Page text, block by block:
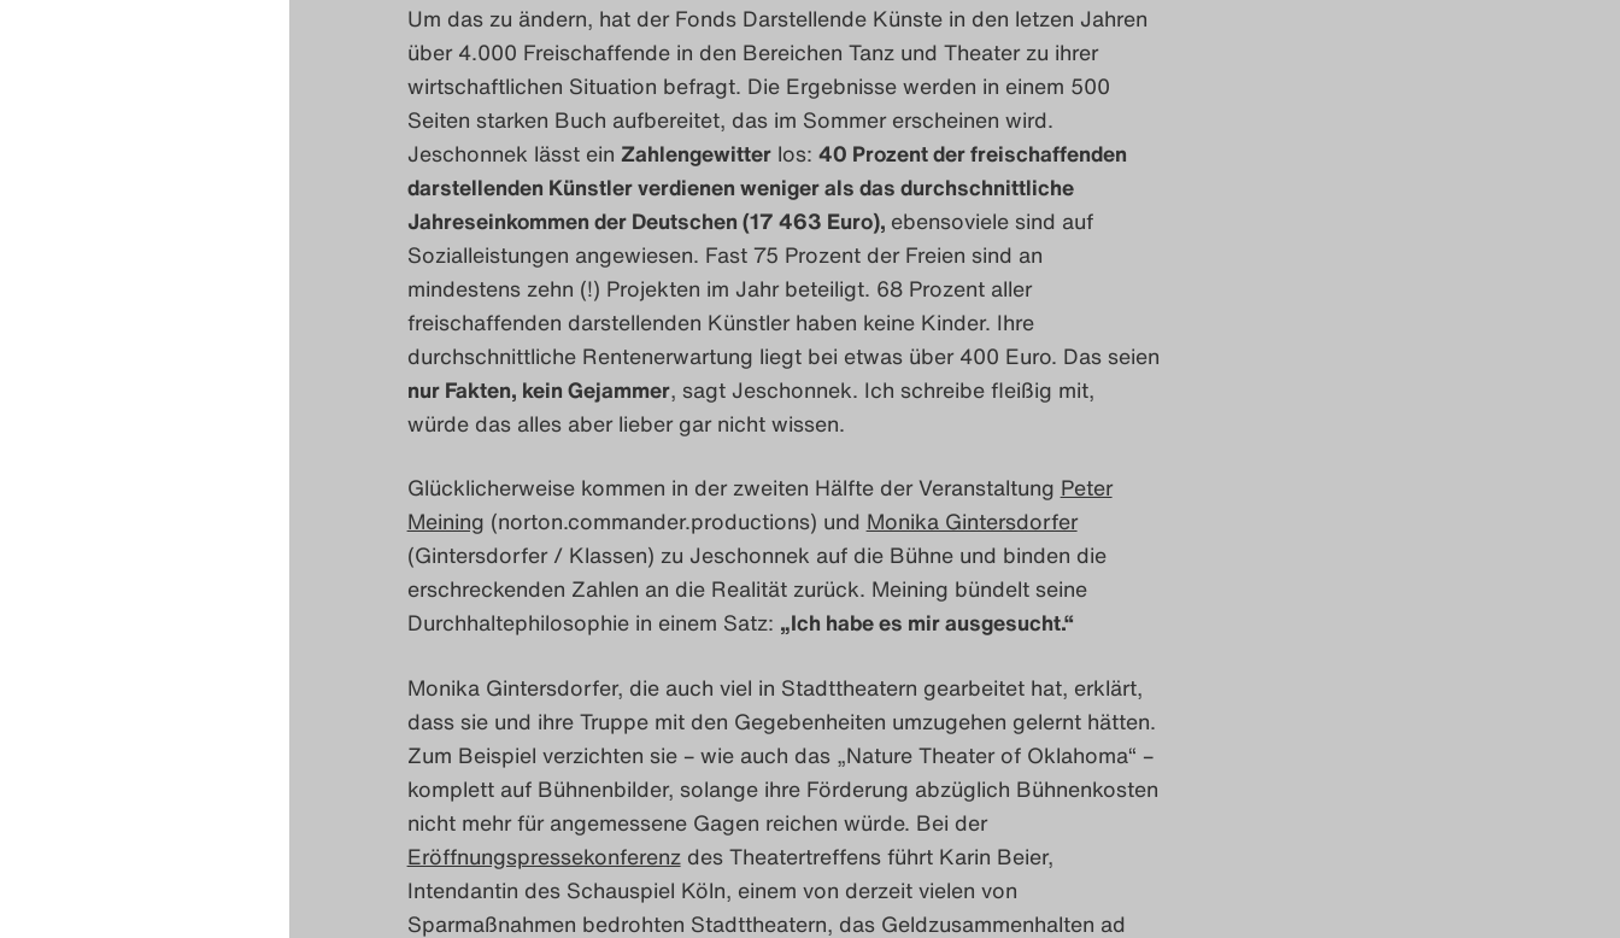
Um das zu ändern, hat der Fonds Darstellende Künste in den letzen Jahren
über 4.000 Freischaffende in den Bereichen Tanz und Theater zu ihrer
wirtschaftlichen Situation befragt. Die Ergebnisse werden in einem 500
Seiten starken Buch aufbereitet, das im Sommer erscheinen wird.
Jeschonnek lässt ein Zahlengewitterlos: 40 Prozent der freischaffenden
darstellenden Künstler verdienen weniger als das durchschnittliche
Jahreseinkommen der Deutschen (17 463 Euro), ebensoviele sind auf
Sozialleistungen angewiesen. Fast 75 Prozent der Freien sind an
mindestens zehn (!) Projekten im Jahr beteiligt. 68 Prozent aller
freischaffenden darstellenden Künstler haben keine Kinder. Ihre
durchschnittliche Rentenerwartung liegt bei etwas über 400 Euro. Das seien
nur Fakten, kein Gejammer, sagt Jeschonnek. Ich schreibe fleißig mit,
würde das alles aber lieber gar nicht wissen.
Glücklicherweise kommen in der zweiten Hälfte der Veranstaltung Peter
Meining (norton.commander.productions) und Monika Gintersdorfer
(Gintersdorfer / Klassen) zu Jeschonnek auf die Bühne und binden die
erschreckenden Zahlen an die Realität zurück. Meining bündelt seine
Durchhaltephilosophie in einem Satz: „Ich habe es mir ausgesucht.“
Monika Gintersdorfer, die auch viel in Stadttheatern gearbeitet hat, erklärt,
dass sie und ihre Truppe mit den Gegebenheiten umzugehen gelernt hätten.
Zum Beispiel verzichten sie – wie auch das „Nature Theater of Oklahoma“ –
komplett auf Bühnenbilder, solange ihre Förderung abzüglich Bühnenkosten
nicht mehr für angemessene Gagen reichen würde. Bei der
Eröffnungspressekonferenzdes Theatertreffens führt Karin Beier,
Intendantin des Schauspiel Köln, einem von derzeit vielen von
Sparmaßnahmen bedrohten Stadttheatern, das Geldzusammenhalten ad